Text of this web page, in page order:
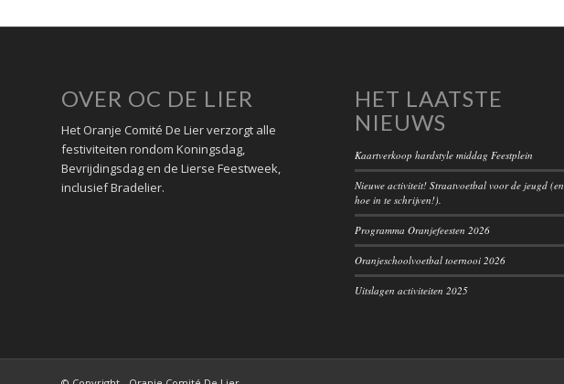
OVER OC DE LIER
Het Oranje Comité De Lier verzorgt alle
festiviteiten rondom Koningsdag,
Bevrijdingsdag en de Lierse Feestweek,
inclusief Bradelier.
HET LAATSTE
NIEUWS
Kaartverkoop hardstyle middag Feestplein
Nieuwe activiteit! Straatvoetbal voor de jeugd (en
hoe in te schrijven!).
Programma Oranjefeesten 2026
Oranjeschoolvoetbal toernooi 2026
Uitslagen activiteiten 2025